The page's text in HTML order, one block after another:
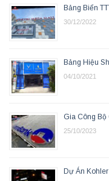
Bảng Biển
30/12/2022
Bảng Hiệu
04/10/2021
Gia Công Bộ
25/10/2023
Dự Án